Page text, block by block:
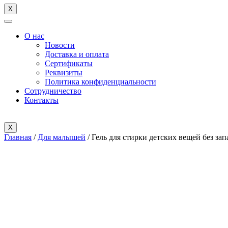
X
О нас
Новости
Доставка и оплата
Cертификаты
Реквизиты
Политика конфиденциальности
Сотрудничество
Контакты
X
Главная / Для малышей / Гель для стирки детских вещей без